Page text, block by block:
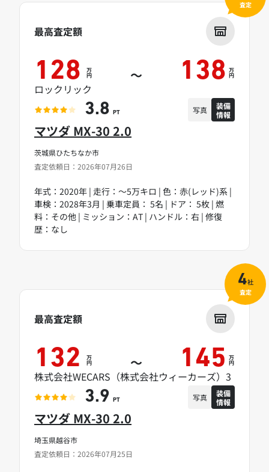
茨城県ひたちなか市
査定依頼日：2026年07月26日
マツダ MX-30 2.0
年式：2020年 | 走行：～5万キロ | 色：赤(レッド)系 |
車検：2028年3月 | 乗車定員： 5名 | ドア： 5枚 | 燃
料：その他 | ミッション：AT | ハンドル：右 | 修復
歴：なし
最高査定額
128 万
円 ～ 138 万
円
ロックリック
3.8 PT 写真
装備
情報
査定
埼玉県越谷市
査定依頼日：2026年07月25日
マツダ MX-30 2.0
最高査定額
132 万
円 ～ 145 万
円
株式会社WECARS（株式会社ウィーカーズ）3
3.9 PT 写真
装備
情報
4社
査定